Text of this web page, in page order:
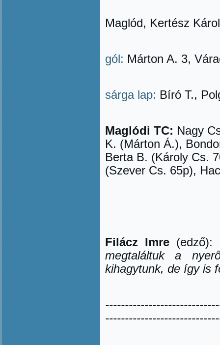
Maglód, Kertész
gól: Márton A. 3,
sárga lap: Bíró T.,
Maglódi TC: Nagy
K. (Márton Á.),
Berta B. (Károly Cs.
(Szever Cs. 65p),
Filácz Imre (edző):
megtaláltuk a
kihagytunk, de így is